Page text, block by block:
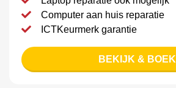
Computer aan huis reparatie
ICTKeurmerk garantie
BEKIJK & BOEK